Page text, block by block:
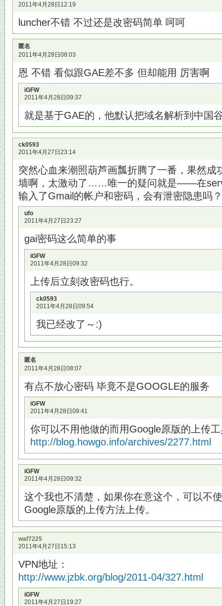
2011年4月28日12:19
luncher不错 不过还是改密码简单 呵呵
匿名
2011年4月28日08:03
恩 不错 看似跟GAE差不多 但却能用 厉害啊
iGFW
2011年4月28日09:37
就是基于GAE的，他默认把域名解析到中国
ck0593
2011年4月27日23:14
突然心血来潮照葫芦画瓢折腾了一番，果然成
墙啊，太激动了……唯一的疑问就是——在
输入了Gmail的帐户和密码，会有泄密隐患吗？
ufo
2011年4月27日23:27
gai密码这么简单的事
iGFW
2011年4月28日09:32
上传后立刻改密码也行。
ck0593
2011年4月28日09:54
我已经改了～:)
匿名
2011年4月28日08:07
有点不放心密码 毕竟不是GOOGLE的服务
iGFW
2011年4月28日09:41
你可以不用他做的而用Google原版的上传
http://blog.howgo.info/archives/2277.html
iGFW
2011年4月28日09:32
这个我也不清楚，如果你在意这个，可以不
Google原版的上传方法上传。
waf7225
2011年4月27日15:13
VPN地址：
http://www.jzbk.org/blog/2011-04/327.html
iGFW
2011年4月27日19:27